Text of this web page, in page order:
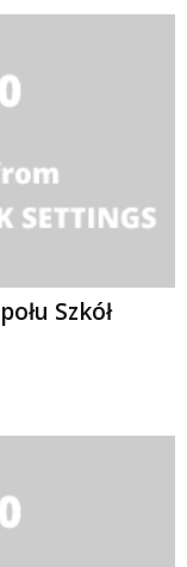
Szkół